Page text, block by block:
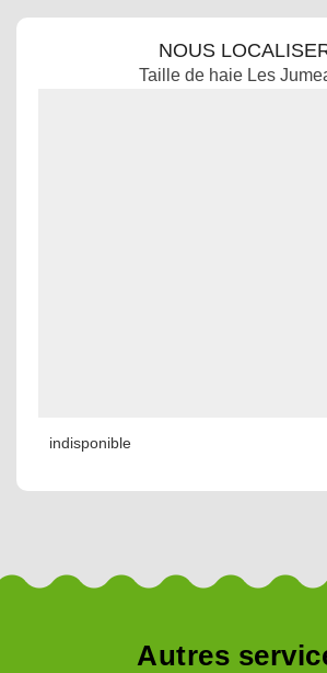
NOUS
Taille de haie Les
indisponible
Autres